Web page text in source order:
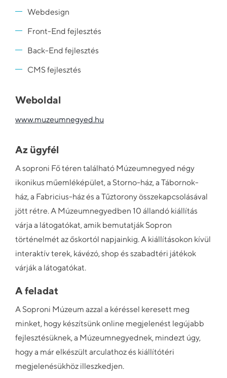
Webdesign
Front-End fejlesztés
Back-End fejlesztés
CMS fejlesztés
Weboldal
www.muzeumnegyed.hu
Az ügyfél
A soproni Fő téren található Múzeumnegyed négy
ikonikus műemléképület, a Storno-ház, a Tábornok-
ház, a Fabricius-ház és a Tűztorony összekapcsolásával
jött rétre. A Múzeumnegyedben 10 állandó kiállítás
várja a látogatókat, amik bemutatják Sopron
történelmét az őskortól napjainkig. A kiállításokon kívül
interaktív terek, kávézó, shop és szabadtéri játékok
várják a látogatókat.
A feladat
A Soproni Múzeum azzal a kéréssel keresett meg
minket, hogy készítsünk online megjelenést legújabb
fejlesztésüknek, a Múzeumnegyednek, mindezt úgy,
hogy a már elkészült arculathoz és kiállítótéri
megjelenésükhöz illeszkedjen.